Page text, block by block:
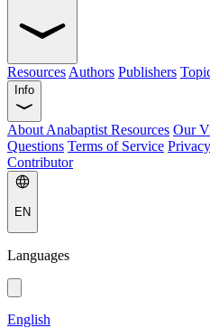
Resources Authors Publishers
Info
About Anabaptist Resources Our
Questions Terms of Service
Contributor
EN
Languages
English